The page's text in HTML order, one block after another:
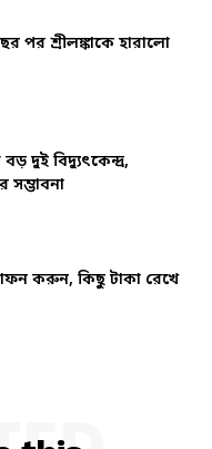
পর শ্রীলঙ্কাকে হারালো
দুই বিদ্যুৎকেন্দ্র,
সম্ভাবনা
করুন, কিছু টাকা রেখে